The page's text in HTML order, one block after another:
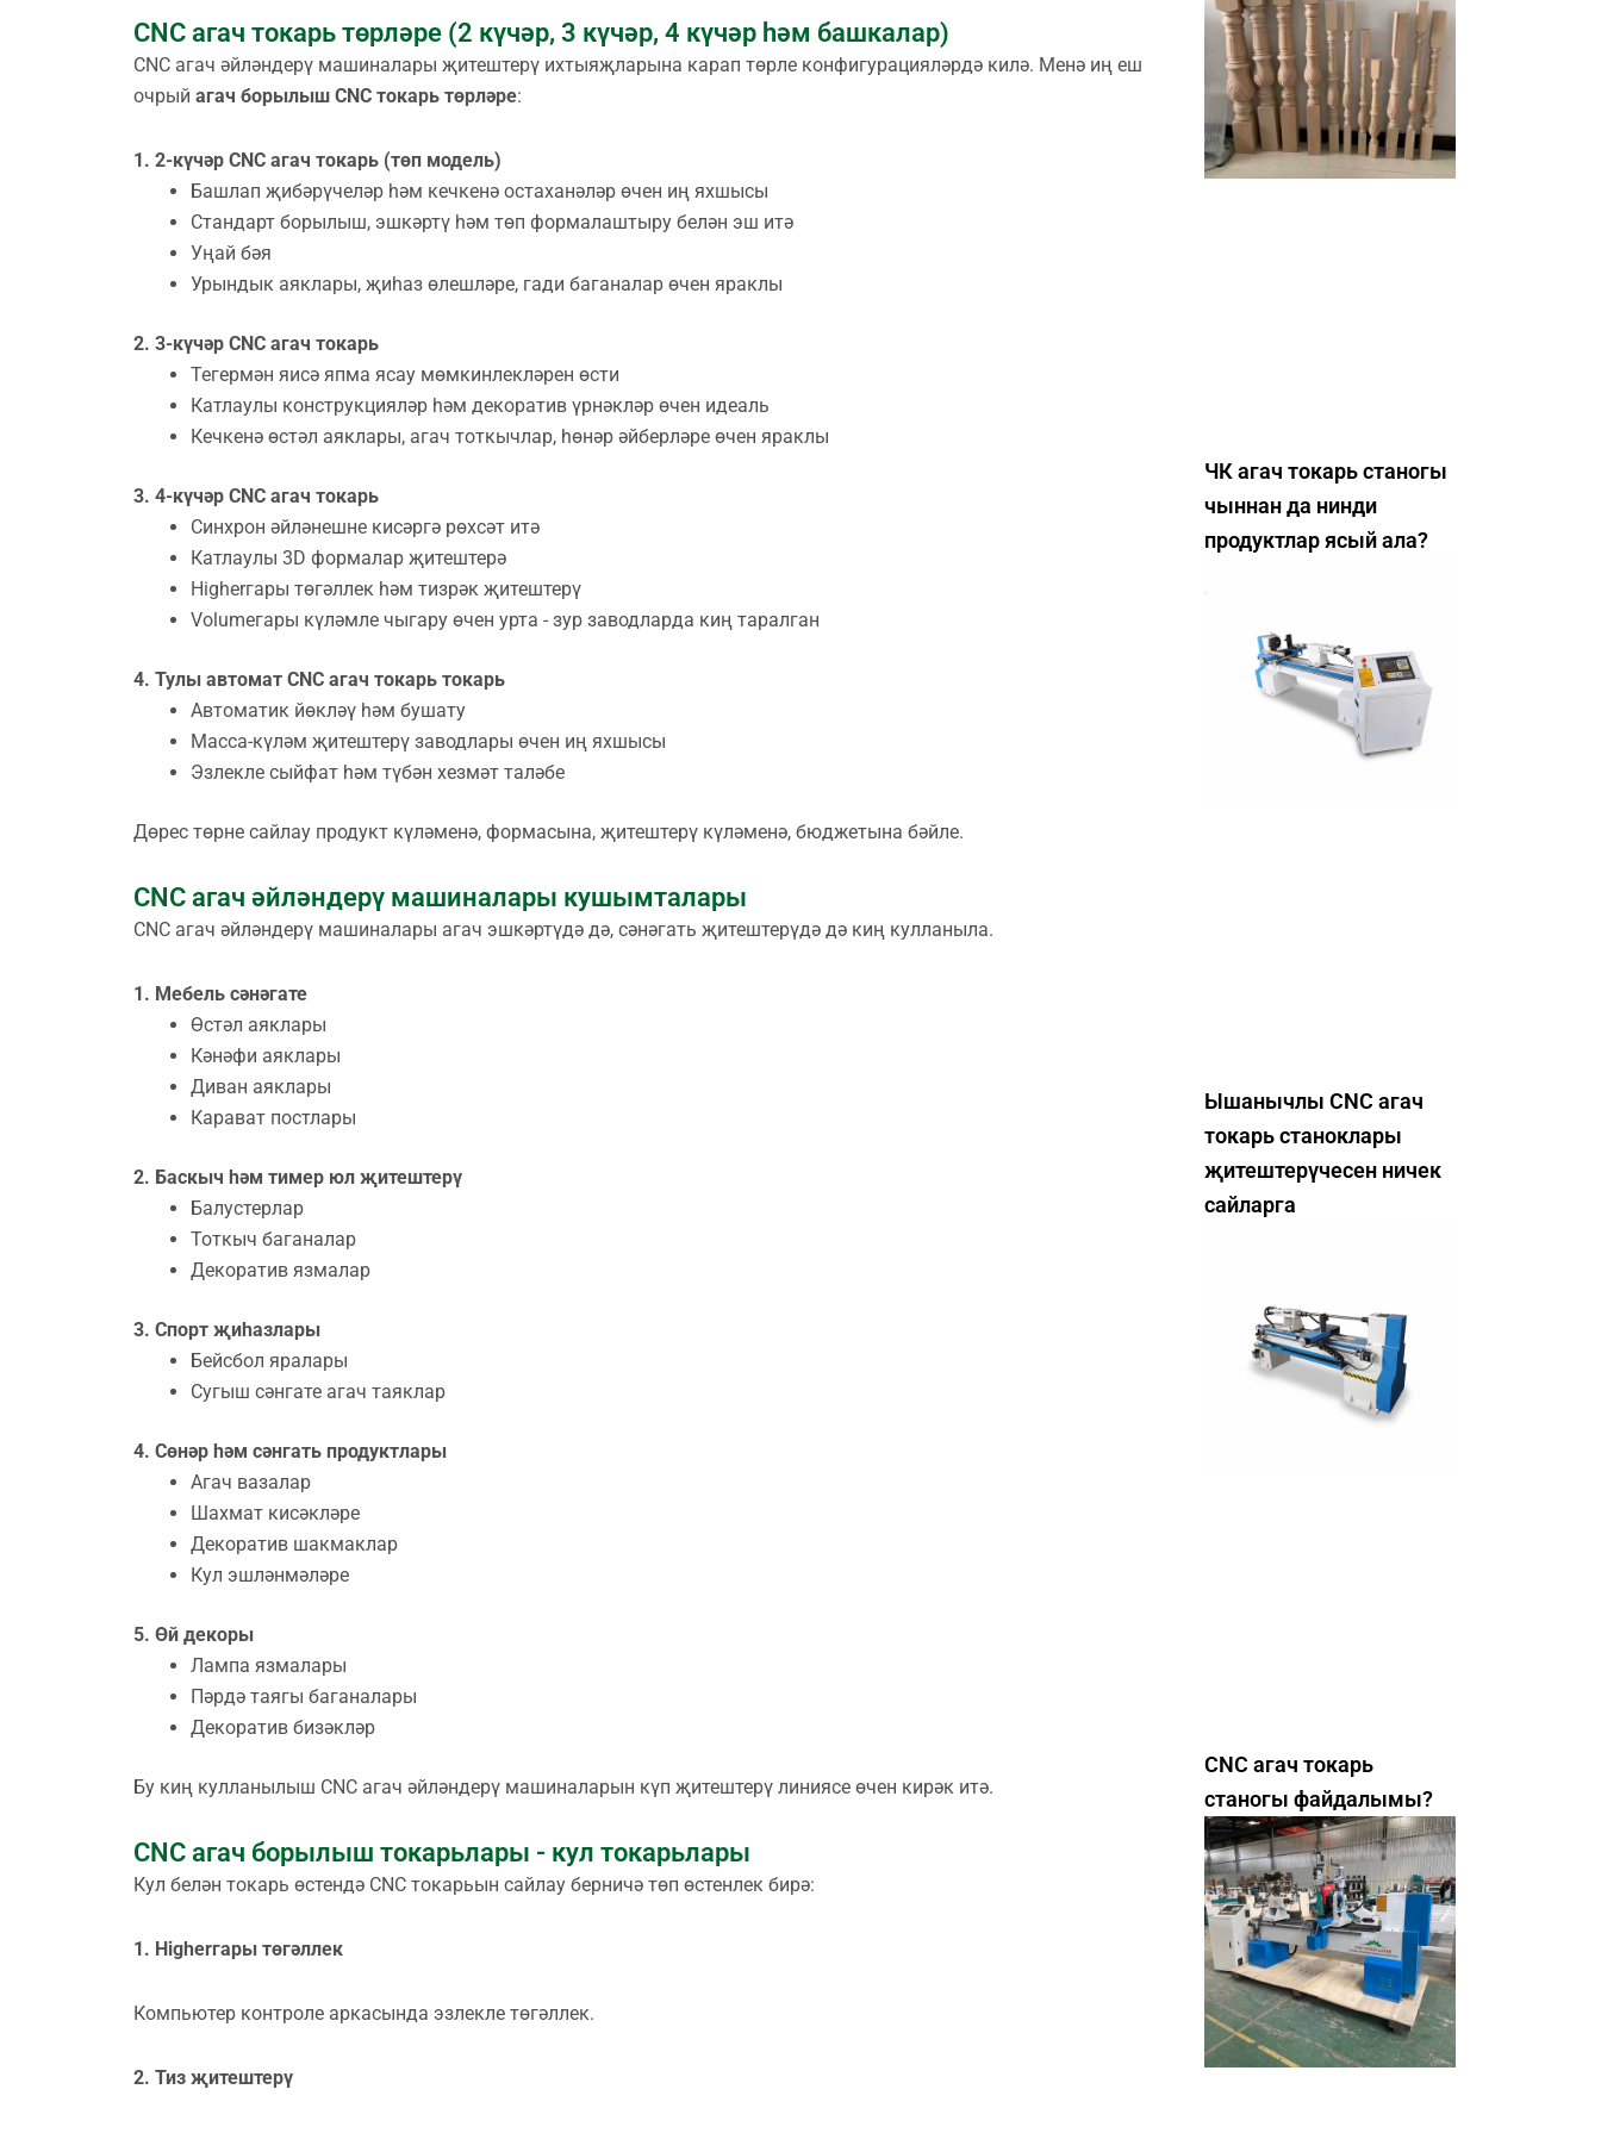
CNC агач токарь төрләре (2 күчәр, 3 күчәр, 4 күчәр һәм башкалар)
CNC агач әйләндерү машиналары җитештерү ихтыяҗларына карап төрле конфигурацияләрдә килә. Менә иң еш
очрый агач борылыш CNC токарь төрләре:
1. 2-күчәр CNC агач токарь (төп модель)
Башлап җибәрүчеләр һәм кечкенә остаханәләр өчен иң яхшысы
Стандарт борылыш, эшкәртү һәм төп формалаштыру белән эш итә
Уңай бәя
Урындык аяклары, җиһаз өлешләре, гади баганалар өчен яраклы
2. 3-күчәр CNC агач токарь
Тегермән яисә япма ясау мөмкинлекләрен өсти
Катлаулы конструкцияләр һәм декоратив үрнәкләр өчен идеаль
Кечкенә өстәл аяклары, агач тоткычлар, һөнәр әйберләре өчен яраклы
3. 4-күчәр CNC агач токарь
Синхрон әйләнешне кисәргә рөхсәт итә
Катлаулы 3D формалар җитештерә
Higherгары төгәллек һәм тизрәк җитештерү
Volumeгары күләмле чыгару өчен урта - зур заводларда киң таралган
4. Тулы автомат CNC агач токарь токарь
Автоматик йөкләү һәм бушату
Масса-күләм җитештерү заводлары өчен иң яхшысы
Эзлекле сыйфат һәм түбән хезмәт таләбе
Дөрес төрне сайлау продукт күләменә, формасына, җитештерү күләменә, бюджетына бәйле.
CNC агач әйләндерү машиналары кушымталары
CNC агач әйләндерү машиналары агач эшкәртүдә дә, сәнәгать җитештерүдә дә киң кулланыла.
1. Мебель сәнәгате
Өстәл аяклары
Кәнәфи аяклары
Диван аяклары
Карават постлары
2. Баскыч һәм тимер юл җитештерү
Балустерлар
Тоткыч баганалар
Декоратив язмалар
3. Спорт җиһазлары
Бейсбол яралары
Сугыш сәнгате агач таяклар
4. Cөнәр һәм сәнгать продуктлары
Агач вазалар
Шахмат кисәкләре
Декоратив шакмаклар
Кул эшләнмәләре
5. Өй декоры
Лампа язмалары
Пәрдә таягы баганалары
Декоратив бизәкләр
Бу киң кулланылыш CNC агач әйләндерү машиналарын күп җитештерү линиясе өчен кирәк итә.
CNC агач борылыш токарьлары - кул токарьлары
Кул белән токарь өстендә CNC токарьын сайлау берничә төп өстенлек бирә:
1. Higherгары төгәллек
Компьютер контроле аркасында эзлекле төгәллек.
2. Тиз җитештерү
ЧК агач токарь станогы
чыннан да нинди
продуктлар ясый ала?
Ышанычлы CNC агач
токарь станоклары
җитештерүчесен ничек
сайларга
CNC агач токарь
станогы файдалымы?